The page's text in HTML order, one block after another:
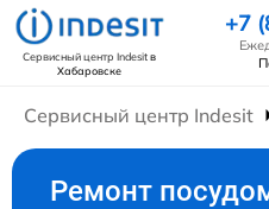
Сервисный центр Indesitв
Хабаровске
+7
Сервисный центр Indesit
Ремонт